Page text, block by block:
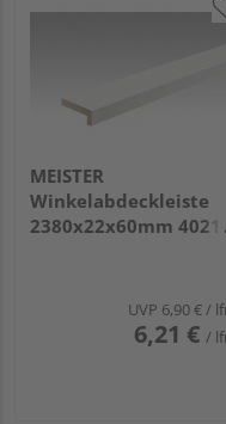
MEISTER
Winkelabdeckleiste
2380x22x60mm 4021
UVP 6,90 €/
6,21 € /